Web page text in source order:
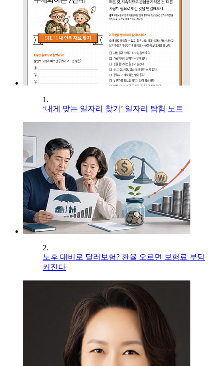
1.
‘내게 맞는 일자리 찾기’ 일자리 탐험 노트
2.
노후 대비로 달러보험? 환율 오르면 보험료 부담
커진다